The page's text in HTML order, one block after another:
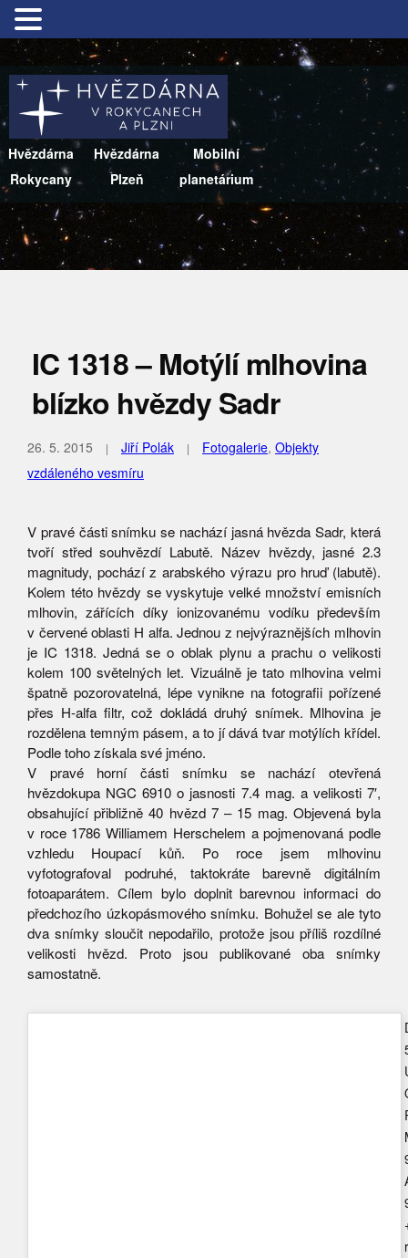
Hvězdárna
Rokycany
Hvězdárna
Plzeň
Mobilní
planetárium
IC 1318 – Motýlí mlhovina
blízko hvězdy Sadr
26. 5. 2015 Jiří Polák Fotogalerie, Objekty
vzdáleného vesmíru
V pravé části snímku se nachází jasná hvězda Sadr, která
tvoří střed souhvězdí Labutě. Název hvězdy, jasné 2.3
magnitudy, pochází z arabského výrazu pro hruď (labutě).
Kolem této hvězdy se vyskytuje velké množství emisních
mlhovin, zářících díky ionizovanému vodíku především
v červené oblasti H alfa. Jednou z nejvýraznějších mlhovin
je IC 1318. Jedná se o oblak plynu a prachu o velikosti
kolem 100 světelných let. Vizuálně je tato mlhovina velmi
špatně pozorovatelná, lépe vynikne na fotografii pořízené
přes H-alfa filtr, což dokládá druhý snímek. Mlhovina je
rozdělena temným pásem, a to jí dává tvar motýlích křídel.
Podle toho získala své jméno.
V pravé horní části snímku se nachází otevřená
hvězdokupa NGC 6910 o jasnosti 7.4 mag. a velikosti 7′,
obsahující přibližně 40 hvězd 7 – 15 mag. Objevená byla
v roce 1786 Williamem Herschelem a pojmenovaná podle
vzhledu Houpací kůň. Po roce jsem mlhovinu
vyfotografoval podruhé, taktokráte barevně digitálním
fotoaparátem. Cílem bylo doplnit barevnou informaci do
předchozího úzkopásmového snímku. Bohužel se ale tyto
dva snímky sloučit nepodařilo, protože jsou příliš rozdílné
velikosti hvězd. Proto jsou publikované oba snímky
samostatně.